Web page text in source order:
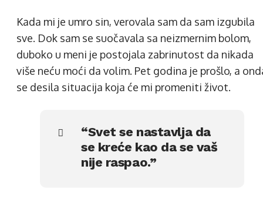
Kada mi je umro sin, verovala sam da sam izgubila
sve. Dok sam se suočavala sa neizmernim bolom,
duboko u meni je postojala zabrinutost da nikada
više neću moći da volim. Pet godina je prošlo, a
se desila situacija koja će mi promeniti život.
“Svet se nastavlja da
se kreće kao da se vaš
nije raspao.”